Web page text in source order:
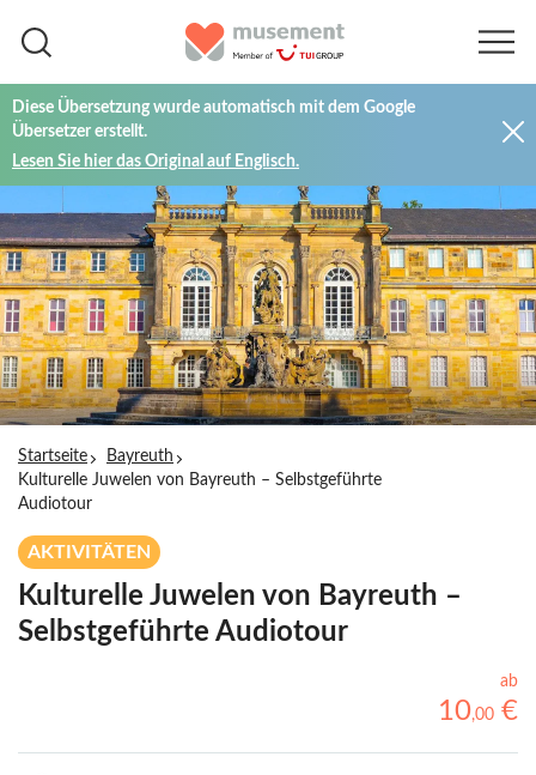
Diese Übersetzung wurde automatisch mit dem Google
Übersetzer erstellt.
Lesen Sie hier das Original auf Englisch.
Startseite
Bayreuth
Kulturelle Juwelen von Bayreuth – Selbstgeführte
Audiotour
AKTIVITÄTEN
Kulturelle Juwelen von Bayreuth –
Selbstgeführte Audiotour
ab
10,00 €